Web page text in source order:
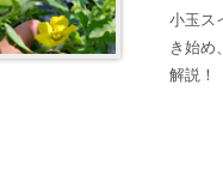
小玉ス
き始め
解説！